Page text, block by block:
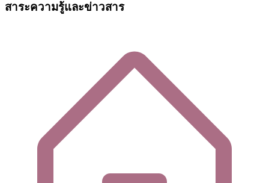
สาระความรู้และข่าวสาร